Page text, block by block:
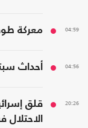
04:59 معركة
04:56 أحداث
20:26
قلق